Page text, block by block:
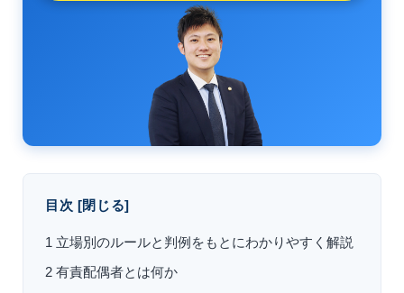
目次 [閉じる]
1 立場別のルールと判例をもとにわかりやすく解説
2 有責配偶者とは何か